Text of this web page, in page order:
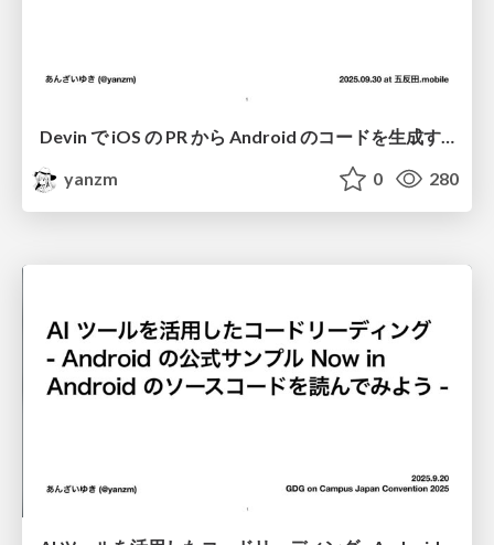
Devin で iOS の PR から Android のコードを生成する / Generate Android code from iOS PR using Devin
yanzm
0 280